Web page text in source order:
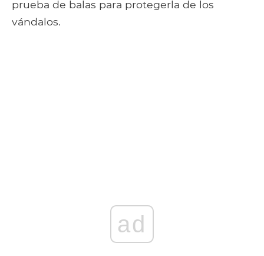
prueba de balas para protegerla de los
vándalos.
ad